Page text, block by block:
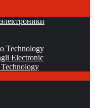
Technology
Electronic